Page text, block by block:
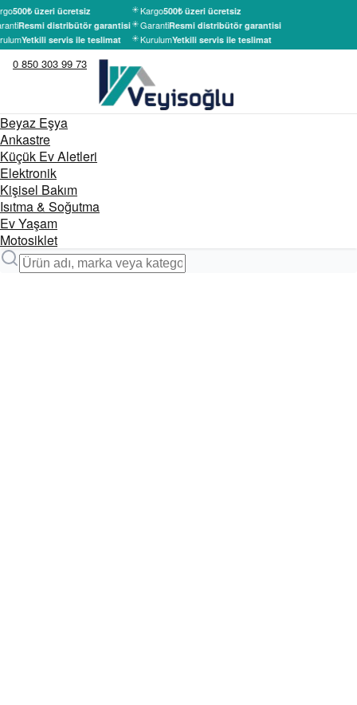
500₺ üzeri ücretsiz
Resmi distribütör garantisi
Yetkili servis ile teslimat
Kargo500₺ üzeri ücretsiz
GarantiResmi distribütör garantisi
KurulumYetkili servis ile teslimat
0 850 303 99 73
Beyaz Eşya
Ankastre
Küçük Ev Aletleri
Elektronik
Kişisel Bakım
Isıtma & Soğutma
Ev Yaşam
Motosiklet